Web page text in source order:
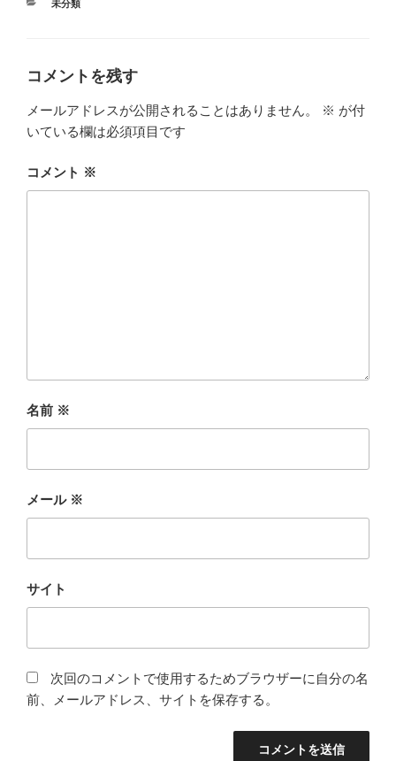
カ
未分類
コメントを残す
メールアドレスが公開されることはありません。 ※ が付
いている欄は必須項目です
コメント ※
名前 ※
メール ※
サイト
次回のコメントで使用するためブラウザーに自分の名
前、メールアドレス、サイトを保存する。